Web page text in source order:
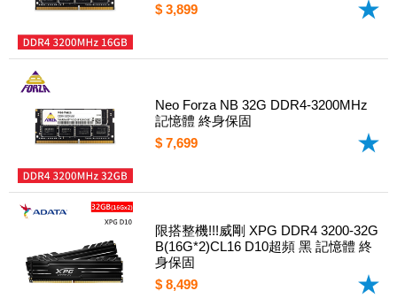
$ 3,899
Neo Forza NB 32G DDR4-3200MHz
記憶體 終身保固
$ 7,699
限搭整機!!!威剛 XPG DDR4 3200-32G
B(16G*2)CL16 D10超頻 黑 記憶體 終
身保固
$ 8,499